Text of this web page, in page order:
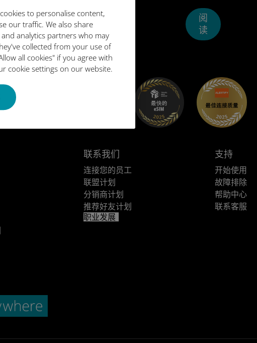
to personalise content,
our traffic. We also share
analytics partners who may
collected from your use of
all cookies" if you agree with
cookie settings on our website.
阅
读
联系我们
连接您的员工
联盟计划
分销商计划
推荐好友计划
职业发展
支持
开始使用
故障排除
帮助中心
联系客服